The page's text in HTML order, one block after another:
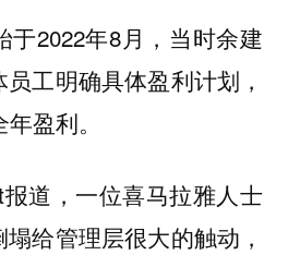
于2022年8月，当时余建
工明确具体盈利计划，
盈利。
道，一位喜马拉雅人士
给管理层很大的触动，